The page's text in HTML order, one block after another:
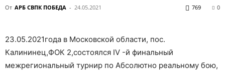
От АРБ СВПК ПОБЕДА - 24.05.2021 0
769
23.05.2021года в Московской области, пос.
Калининец,ФОК 2,состоялся IV -й финальный
межрегиональный турнир по Абсолютно реальному бою,